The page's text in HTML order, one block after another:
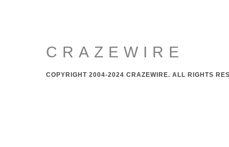
CRAZEWIRE
COPYRIGHT 2004-2024 CRAZEWIRE. ALL RIGHTS